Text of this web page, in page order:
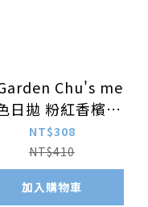
Chu's me
日拋 粉紅香檳10
片裝/盒
NT$308
NT$410
加入購物車